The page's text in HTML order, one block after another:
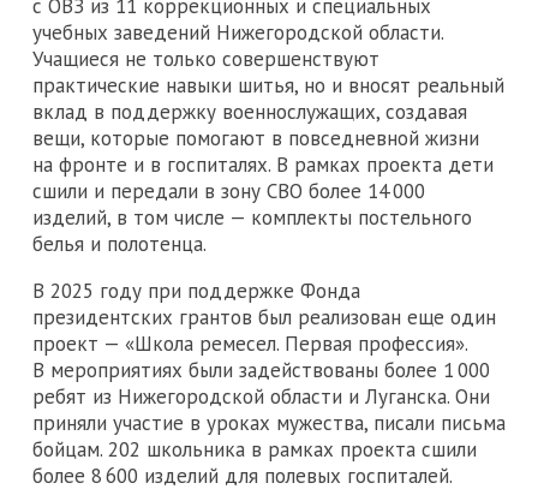
с ОВЗ из 11 коррекционных и специальных
учебных заведений Нижегородской области.
Учащиеся не только совершенствуют
практические навыки шитья, но и вносят реальный
вклад в поддержку военнослужащих, создавая
вещи, которые помогают в повседневной жизни
на фронте и в госпиталях. В рамках проекта дети
сшили и передали в зону СВО более 14 000
изделий, в том числе — комплекты постельного
белья и полотенца.
В 2025 году при поддержке Фонда
президентских грантов был реализован еще один
проект — «Школа ремесел. Первая профессия».
В мероприятиях были задействованы более 1 000
ребят из Нижегородской области и Луганска. Они
приняли участие в уроках мужества, писали письма
бойцам. 202 школьника в рамках проекта сшили
более 8 600 изделий для полевых госпиталей.